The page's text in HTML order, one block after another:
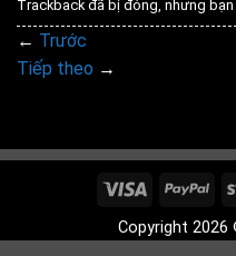
Trackback đã bị đóng, nhưng
← Trước
Tiếp theo →
Visa
Copyright 2026